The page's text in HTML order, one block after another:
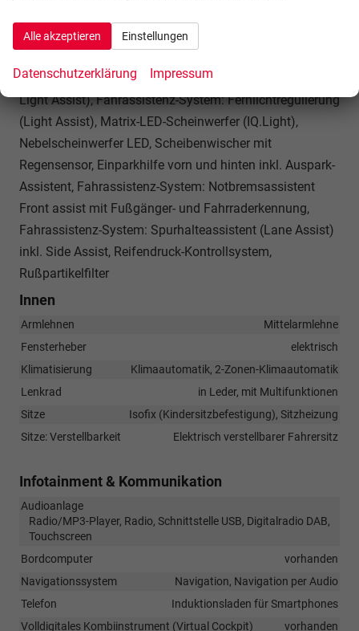
(Leder) mit Multifunktion, Außenspiegel elektr. verstell-,
System: Dynamische Fernlichtregulierung (Dynamic
Light Assist), Fahrassistenz-System: Fernlichtregulierung
(Light Assist), Matrix-LED-Scheinwerfer (IQ.Light),
Nebelscheinwerfer LED, Scheibenwischer mit
Regensensor, Einparkhilfe vorn und hinten inkl. Auspark-
Assistent, Fahrassistenz-System: Notbremsassistent
Front assist mit Fußgänger- und Fahrraderkennung,
Fahrassistenz-System: Spurhalteassistent (Lane Assist)
inkl. Side Assist, Reifendruck-Kontrollsystem,
Rußpartikelfilter
Innen
Armlehnen
Mittelarmlehne
Fensterheber
elektrisch
Klimatisierung
Klimaautomatik, 2-Zonen-Klimaautomatik
Lenkrad
in Leder, mit Multifunktionen
Sitze
Isofix (Kindersitzbefestigung), Sitzheizung
Sitze: Verstellbarkeit
Elektrisch verstellbarer Fahrersitz
Infotainment & Kommunikation
Audioanlage
Radio/MP3-Player, Radio, Schnittstelle USB, Digitalradio DAB,
Touchscreen
Bordcomputer
vorhanden
Navigationssystem
Navigation, Navigation per Audio
Telefon
Induktionsladen für Smartphones
Volldigitales Kombiinstrument (Virtual Cockpit)
vorhanden
Alle akzeptieren Einstellungen
Datenschutzerklärung Impressum